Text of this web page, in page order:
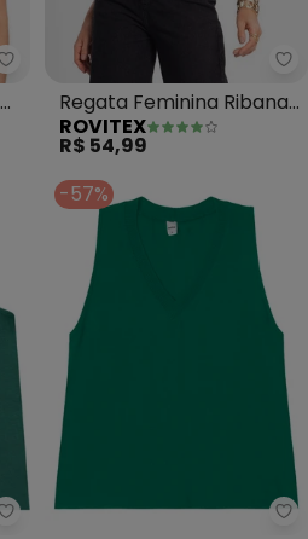
Endless - Regata de Cotton
Regata Feminina Ribana
Canelada (Verde)
ROVITEX
R$ 54,99
Malwee - Regata em Viscose
-57%